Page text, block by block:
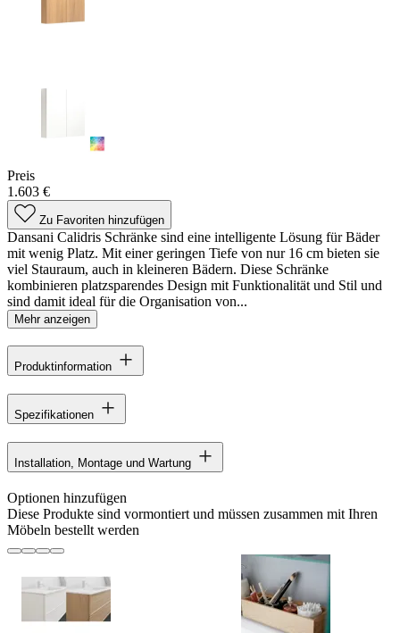
Preis
1.603 €
Zu Favoriten hinzufügen
Dansani Calidris Schränke sind eine intelligente Lösung für Bäder
mit wenig Platz. Mit einer geringen Tiefe von nur 16 cm bieten sie
viel Stauraum, auch in kleineren Bädern. Diese Schränke
kombinieren platzsparendes Design mit Funktionalität und Stil und
sind damit ideal für die Organisation von...
Mehr anzeigen
Produktinformation
Spezifikationen
Installation, Montage und Wartung
Optionen hinzufügen
Diese Produkte sind vormontiert und müssen zusammen mit Ihren
Möbeln bestellt werden